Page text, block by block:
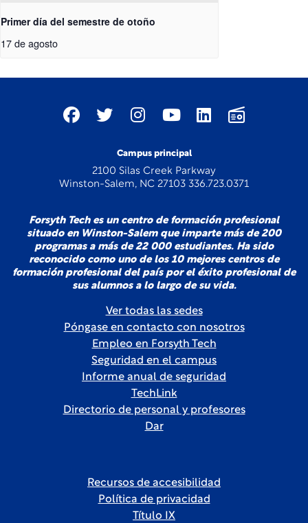
Primer día del semestre de otoño
17 de agosto
Campus principal
2100 Silas Creek Parkway
Winston-Salem, NC 27103 336.723.0371
Forsyth Tech es un centro de formación profesional
situado en Winston-Salem que imparte más de 200
programas a más de 22 000 estudiantes. Ha sido
reconocido como uno de los 10 mejores centros de
formación profesional del país por el éxito profesional de
sus alumnos a lo largo de su vida.
Ver todas las sedes
Póngase en contacto con nosotros
Empleo en Forsyth Tech
Seguridad en el campus
Informe anual de seguridad
TechLink
Directorio de personal y profesores
Dar
Recursos de accesibilidad
Política de privacidad
Título IX